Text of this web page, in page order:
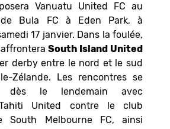
Vanuatu United FC au
Bula FC à Eden Park, à
17 janvier. Dans la foulée,
South Island United
derby entre le nord et le sud
Zélande. Les rencontres se
dès le lendemain avec
United contre le club
South Melbourne FC, ainsi